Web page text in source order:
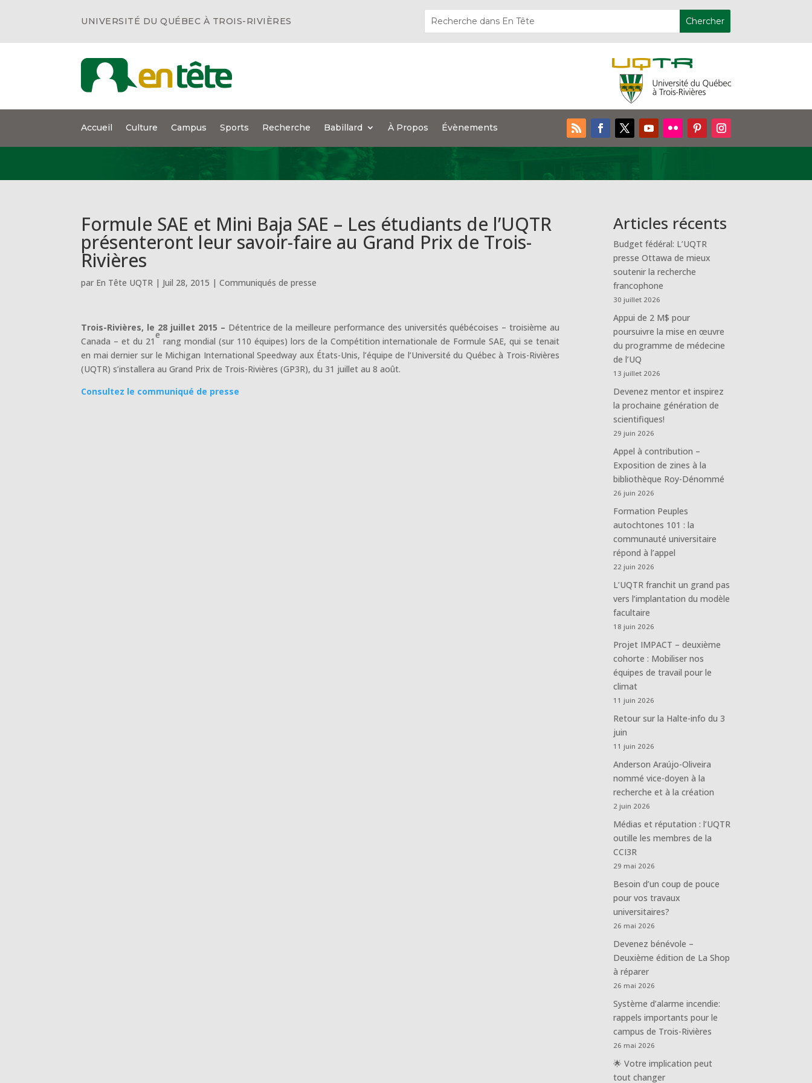
UNIVERSITÉ DU QUÉBEC À TROIS-RIVIÈRES
Accueil Culture Campus Sports Recherche Babillard À Propos Évènements
Formule SAE et Mini Baja SAE – Les étudiants de l’UQTR
présenteront leur savoir-faire au Grand Prix de Trois-
Rivières
par En Tête UQTR | Juil 28, 2015 |Communiqués de presse
Trois-Rivières, le 28 juillet 2015 – Détentrice de la meilleure performance des universités québécoises – troisième au
Canada – et du 21
e
rang mondial (sur 110 équipes) lors de la Compétition internationale de Formule SAE, qui se tenait
en mai dernier sur le Michigan International Speedway aux États-Unis, l’équipe de l’Université du Québec à Trois-Rivières
(UQTR) s’installera au Grand Prix de Trois-Rivières (GP3R), du 31 juillet au 8 août.
Consultez le communiqué de presse
Articles récents
Budget fédéral: L’UQTR
presse Ottawa de mieux
soutenir la recherche
francophone
30 juillet 2026
Appui de 2 M$ pour
poursuivre la mise en œuvre
du programme de médecine
de l’UQ
13 juillet 2026
Devenez mentor et inspirez
la prochaine génération de
scientifiques!
29 juin 2026
Appel à contribution –
Exposition de zines à la
bibliothèque Roy-Dénommé
26 juin 2026
Formation Peuples
autochtones 101 : la
communauté universitaire
répond à l’appel
22 juin 2026
L’UQTR franchit un grand pas
vers l’implantation du modèle
facultaire
18 juin 2026
Projet IMPACT – deuxième
cohorte : Mobiliser nos
équipes de travail pour le
climat
11 juin 2026
Retour sur la Halte-info du 3
juin
11 juin 2026
Anderson Araújo-Oliveira
nommé vice-doyen à la
recherche et à la création
2 juin 2026
Médias et réputation : l’UQTR
outille les membres de la
CCI3R
29 mai 2026
Besoin d’un coup de pouce
pour vos travaux
universitaires?
26 mai 2026
Devenez bénévole –
Deuxième édition de La Shop
à réparer
26 mai 2026
Système d’alarme incendie:
rappels importants pour le
campus de Trois-Rivières
26 mai 2026
🌟 Votre implication peut
tout changer